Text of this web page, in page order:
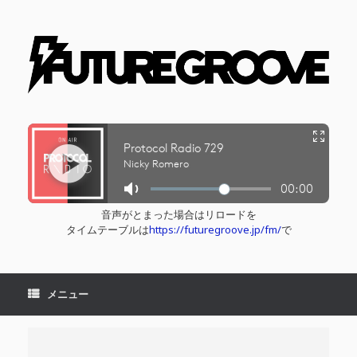
音声がとまった場合はリロードを
タイムテーブルはhttps://futuregroove.jp/fm/で
メニュー